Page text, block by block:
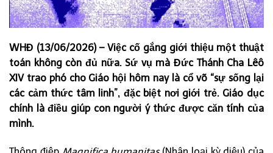
WHĐ (13/06/2026) – Việc cố gắng giới thiệu một thuật
toán không còn đủ nữa. Sứ vụ mà Đức Thánh Cha Lêô
XIV trao phó cho Giáo hội hôm nay là cổ võ “sự sống lại
các cảm thức tâm linh”, đặc biệt nơi giới trẻ. Giáo dục
chính là điều giúp con người ý thức được căn tính của
mình.